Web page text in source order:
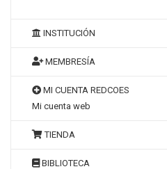
INSTITUCIÓN
MEMBRESÍA
MI CUENTA REDCOES
Mi cuenta web
TIENDA
BIBLIOTECA